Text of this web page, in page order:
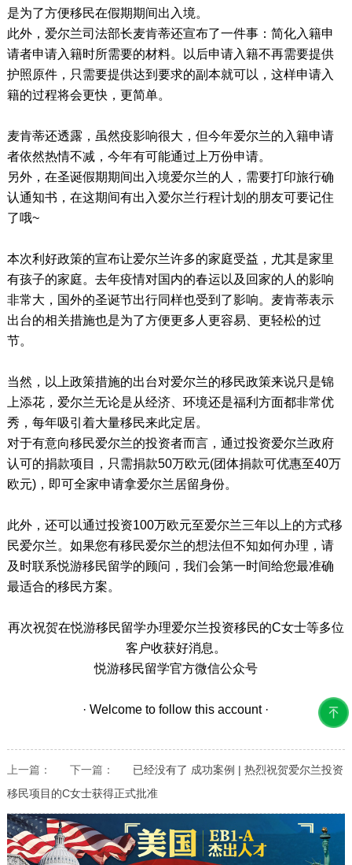
是为了方便移民在假期期间出入境。
此外，爱尔兰司法部长麦肯蒂还宣布了一件事：简化入籍申
请者申请入籍时所需要的材料。以后申请入籍不再需要提供
护照原件，只需要提供达到要求的副本就可以，这样申请入
籍的过程将会更快，更简单。
麦肯蒂还透露，虽然疫影响很大，但今年爱尔兰的入籍申请
者依然热情不减，今年有可能通过上万份申请。
另外，在圣诞假期期间出入境爱尔兰的人，需要打印旅行确
认通知书，在这期间有出入爱尔兰行程计划的朋友可要记住
了哦~
本次利好政策的宣布让爱尔兰许多的家庭受益，尤其是家里
有孩子的家庭。去年疫情对国内的春运以及回家的人的影响
非常大，国外的圣诞节出行同样也受到了影响。麦肯蒂表示
出台的相关措施也是为了方便更多人更容易、更轻松的过
节。
当然，以上政策措施的出台对爱尔兰的移民政策来说只是锦
上添花，爱尔兰无论是从经济、环境还是福利方面都非常优
秀，每年吸引着大量移民来此定居。
对于有意向移民爱尔兰的投资者而言，通过投资爱尔兰政府
认可的捐款项目，只需捐款50万欧元(团体捐款可优惠至40万
欧元)，即可全家申请拿爱尔兰居留身份。
此外，还可以通过投资100万欧元至爱尔兰三年以上的方式移
民爱尔兰。如果您有移民爱尔兰的想法但不知如何办理，请
及时联系悦游移民留学的顾问，我们会第一时间给您最准确
最适合的移民方案。
再次祝贺在悦游移民留学办理爱尔兰投资移民的C女士等多位
客户收获好消息。
悦游移民留学官方微信公众号
· Welcome to follow this account ·
上一篇： 已经没有了
下一篇：
成功案例 | 热烈祝贺爱尔兰投资
移民项目的C女士获得正式批准